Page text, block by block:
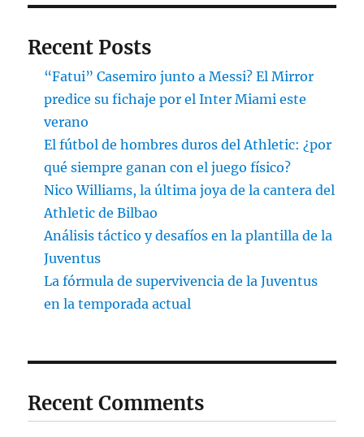
Recent Posts
“Fatui” Casemiro junto a Messi? El Mirror
predice su fichaje por el Inter Miami este
verano
El fútbol de hombres duros del Athletic: ¿por
qué siempre ganan con el juego físico?
Nico Williams, la última joya de la cantera del
Athletic de Bilbao
Análisis táctico y desafíos en la plantilla de la
Juventus
La fórmula de supervivencia de la Juventus
en la temporada actual
Recent Comments